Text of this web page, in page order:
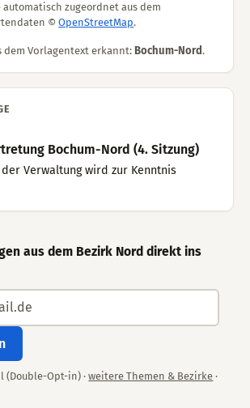
automatisch zugeordnet aus dem
©OpenStreetMap.
dem Vorlagentext erkannt: Bochum-Nord.
Bochum-Nord (4. Sitzung)
der Verwaltung wird zur Kenntnis
aus dem Bezirk Nord direkt ins
(Double-Opt-in) ·weitere Themen & Bezirke ·